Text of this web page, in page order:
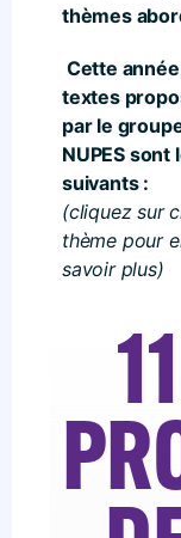
thèmes
Cette
textes
par le
NUPES sont
suivants :
(cliquez sur
thème pour
savoir plus)
11